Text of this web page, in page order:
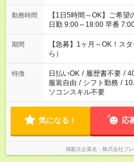
勤務時間
【1日5時間～OK】ご希望の時
日勤 9:00～18:00 早番
短 10:00～15:00 上記はあくまで一例です。 「夕方までには帰宅
しておきたい」 「朝はゆ
間を有効に使いたい」 な
ね。
期間
【急募】1ヶ月～OK！ス
ら）
特徴 日払いOK / 履歴書不要 /
服装自由 / シフト勤務 /
ソコンスキル不要
気になる！ 応
掲載元企業名 株式会社ブ